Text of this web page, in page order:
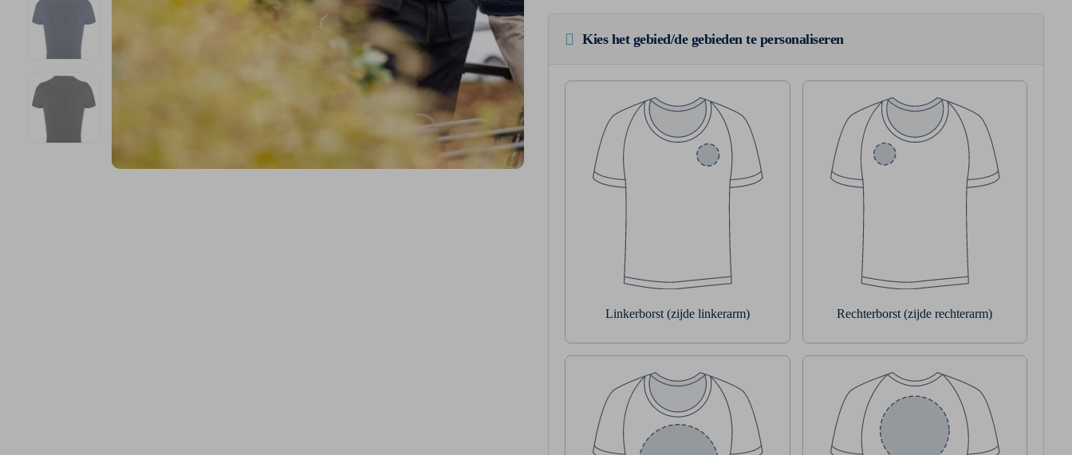
Kies het gebied/de gebieden te personaliseren
Linkerborst (zijde linkerarm) Rechterborst (zijde rechterarm)